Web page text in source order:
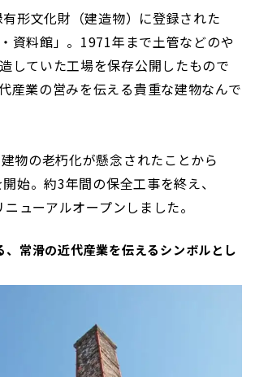
形文化財（建造物）に登録された
資料館」。1971年まで土管などのや
していた工場を保存公開したもので
産業の営みを伝える貴重な建物なんで
物の老朽化が懸念されたことから
始。約3年間の保全工事を終え、
ューアルオープンしました。
、常滑の近代産業を伝えるシンボルとし